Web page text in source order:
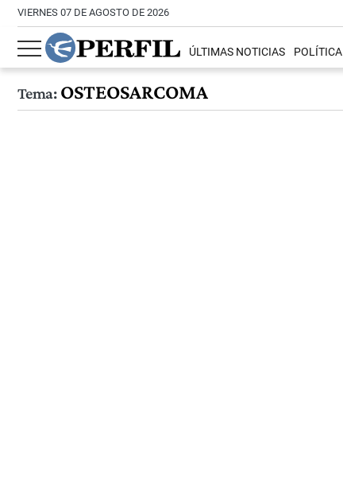
VIERNES 07 DE AGOSTO DE 2026
ÚLTIMAS NOTICIAS POLÍTICA
Tema:OSTEOSARCOMA